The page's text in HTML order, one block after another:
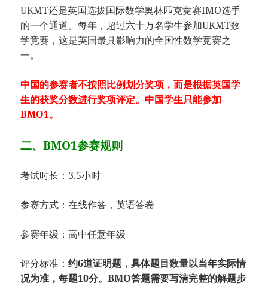
UKMT还是英国选拔国际数学奥林匹克竞赛IMO选手
的一个通道。每年，超过六十万名学生参加UKMT数
学竞赛，这是英国最具影响力的全国性数学竞赛之
一。
中国的参赛者不按照比例划分奖项，而是根据英国学
生的获奖分数进行奖项评定。中国学生只能参加
BMO1。
二、BMO1参赛规则
考试时长：3.5小时
参赛方式：在线作答，英语答卷
参赛年级：高中任意年级
评分标准：约6道证明题，具体题目数量以当年实际情
况为准，每题10分。BMO答题需要写清完整的解题步